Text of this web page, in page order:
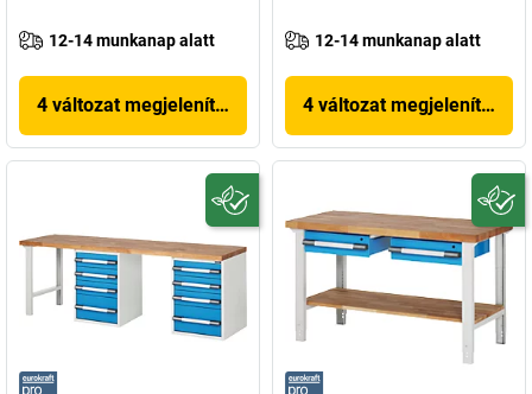
12-14 munkanap alatt
4 változat megjelenítése
12-14 munkanap alatt
4 változat megjelenítése